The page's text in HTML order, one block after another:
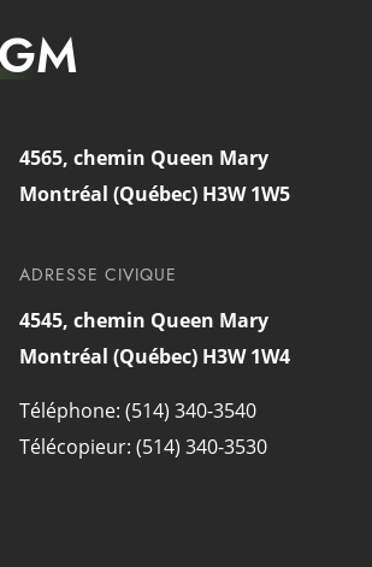
4565, chemin Queen Mary
Montréal (Québec) H3W 1W5
ADRESSE CIVIQUE
4545, chemin Queen Mary
Montréal (Québec) H3W 1W4
Téléphone: (514) 340-3540
Télécopieur: (514) 340-3530